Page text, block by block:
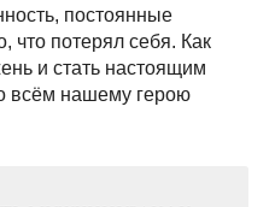
постоянные
что потерял себя. Как
и стать настоящим
всём нашему герою